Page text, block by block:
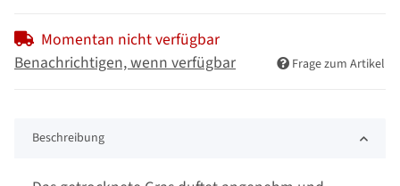
Momentan nicht verfügbar
Benachrichtigen, wenn verfügbar
Frage zum Artikel
Beschreibung